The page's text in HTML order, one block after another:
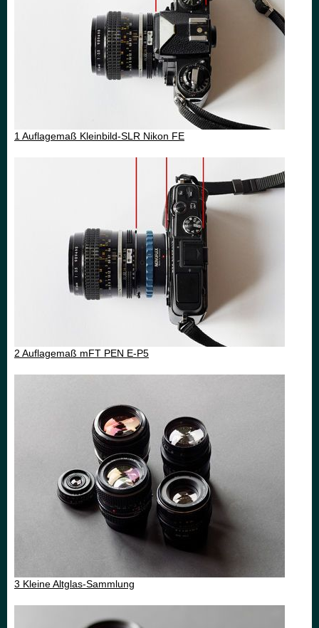
1 Auflagemaß Kleinbild-SLR Nikon FE
2 Auflagemaß mFT PEN E-P5
3 Kleine Altglas-Sammlung